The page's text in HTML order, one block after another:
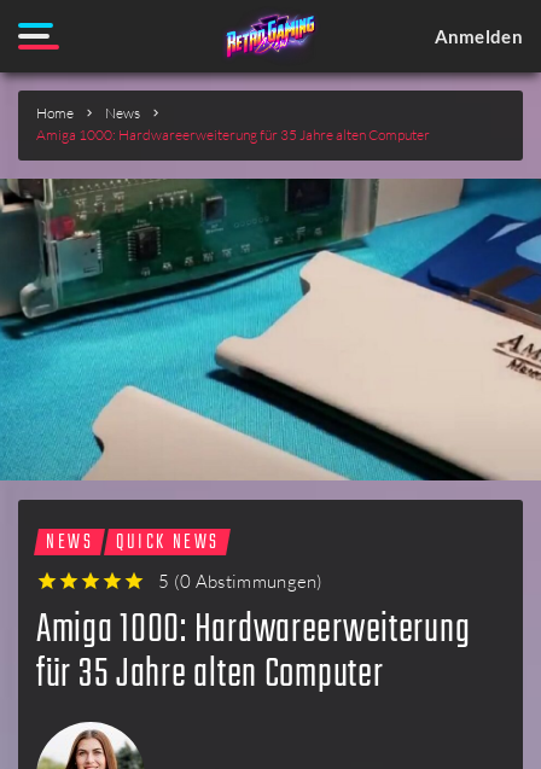
Anmelden
Home
News
Amiga 1000: Hardwareerweiterung für 35 Jahre alten Computer
NEWS QUICK NEWS
5 (0 Abstimmungen)
Amiga 1000: Hardwareerweiterung
für 35 Jahre alten Computer